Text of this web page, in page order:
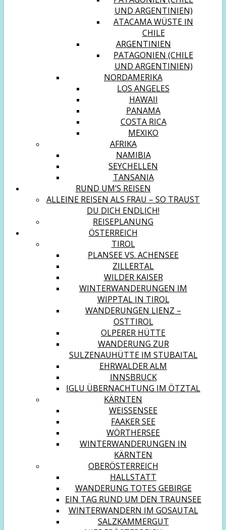
UND ARGENTINIEN)
ATACAMA WÜSTE IN
CHILE
ARGENTINIEN
PATAGONIEN (CHILE
UND ARGENTINIEN)
NORDAMERIKA
LOS ANGELES
HAWAII
PANAMA
COSTA RICA
MEXIKO
AFRIKA
NAMIBIA
SEYCHELLEN
TANSANIA
RUND UM’S REISEN
ALLEINE REISEN ALS FRAU – SO TRAUST
DU DICH ENDLICH!
REISEPLANUNG
ÖSTERREICH
TIROL
PLANSEE VS. ACHENSEE
ZILLERTAL
WILDER KAISER
WINTERWANDERUNGEN IM
WIPPTAL IN TIROL
WANDERUNGEN LIENZ –
OSTTIROL
OLPERER HÜTTE
WANDERUNG ZUR
SULZENAUHÜTTE IM STUBAITAL
EHRWALDER ALM
INNSBRUCK
IGLU ÜBERNACHTUNG IM ÖTZTAL
KÄRNTEN
WEISSENSEE
FAAKER SEE
WÖRTHERSEE
WINTERWANDERUNGEN IN
KÄRNTEN
OBERÖSTERREICH
HALLSTATT
WANDERUNG TOTES GEBIRGE
EIN TAG RUND UM DEN TRAUNSEE
WINTERWANDERN IM GOSAUTAL
SALZKAMMERGUT